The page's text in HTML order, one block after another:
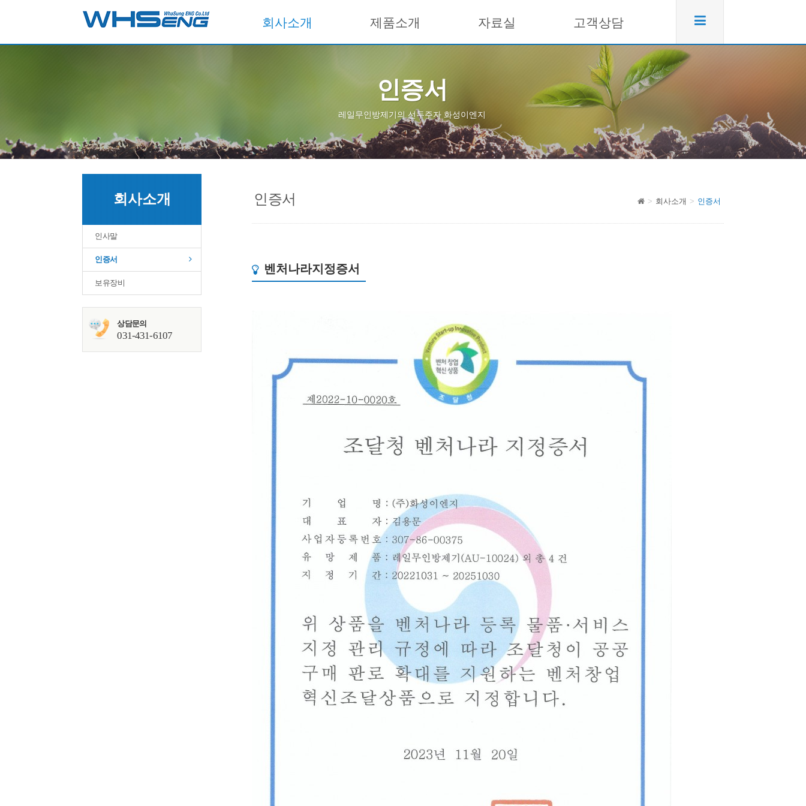
회사소개 제품소개 자료실 고객상담
인증서
레일무인방제기의 선두주자 화성이엔지
회사소개
인사말
인증서
보유장비
상담문의
031-431-6107
인증서 회사소개 인증서
벤처나라지정증서